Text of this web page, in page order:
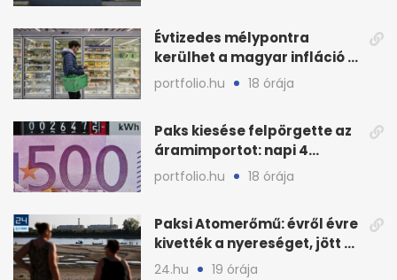
Évtizedes mélypontra
kerülhet a magyar infláció a
KSH új adata szerint
portfolio.hu 18 órája
Paks kiesése felpörgette az
áramimportot: napi 4
milliárd forintos számla
portfolio.hu 18 órája
Paksi Atomerőmű: évről évre
kivették a nyereséget, jött a
baj
24.hu 19 órája